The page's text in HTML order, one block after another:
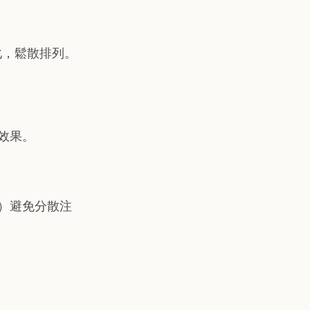
鬆散排列。
果。
避免分散注